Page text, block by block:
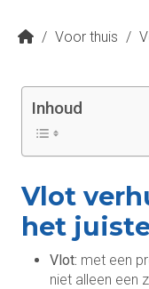
/ Voor thuis /
Inhoud
Vlot
het
Vlot: met een
niet alleen een